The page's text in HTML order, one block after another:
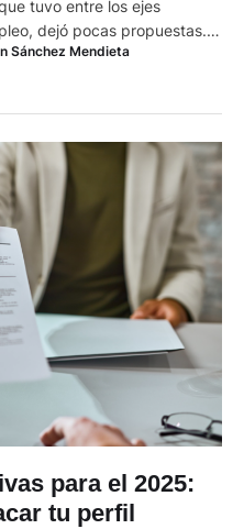
tuvo entre los ejes
dejó pocas propuestas.
dolarización por medio de
Ofreció que en
Sánchez Mendieta
para el 2025:
tu perfil